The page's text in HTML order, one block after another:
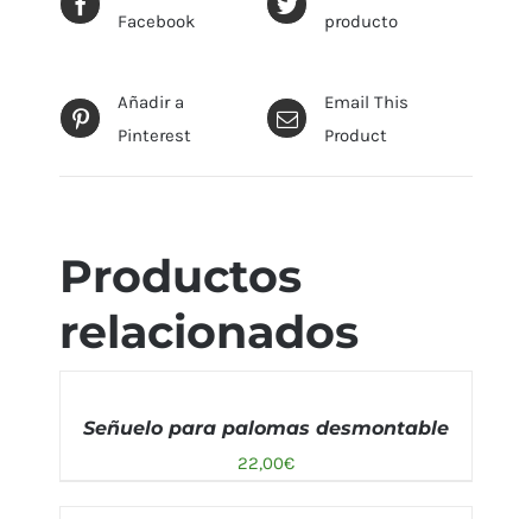
Facebook
producto
Añadir a
Pinterest
Email This
Product
Productos
relacionados
CARRITO
Señuelo para palomas desmontable
22,00€